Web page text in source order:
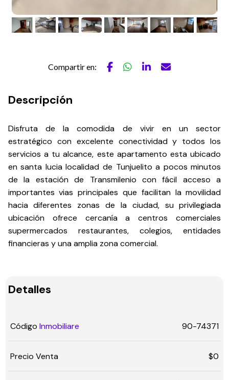
Compartir en:
Descripción
Disfruta de la comodida de vivir en un sector
estratégico con excelente conectividad y todos los
servicios a tu alcance, este apartamento esta ubicado
en santa lucia localidad de Tunjuelito a pocos minutos
de la estación de Transmilenio con fácil acceso a
importantes vias principales que facilitan la movilidad
hacia diferentes zonas de la ciudad, su privilegiada
ubicación ofrece cercanía a centros comerciales
supermercados restaurantes, colegios, entidades
financieras y una amplia zona comercial.
Detalles
Código Inmobiliare 90-74371
Precio Venta $0